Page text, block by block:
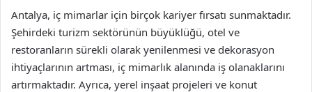
Antalya, iç mimarlar için birçok kariyer fırsatı sunmaktadır.
Şehirdeki turizm sektörünün büyüklüğü, otel ve
restoranların sürekli olarak yenilenmesi ve dekorasyon
ihtiyaçlarının artması, iç mimarlık alanında iş olanaklarını
artırmaktadır. Ayrıca, yerel inşaat projeleri ve konut